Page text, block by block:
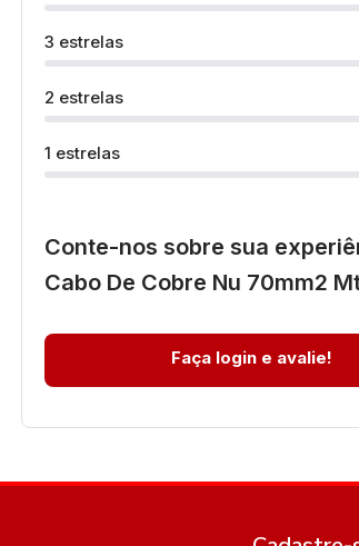
3 estrelas
2 estrelas
1 estrelas
Conte-nos sobre sua
Cabo De Cobre Nu 70mm2
Faça login e avalie!